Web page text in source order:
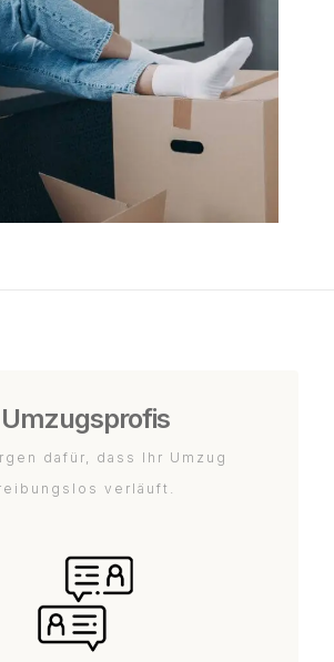
Umzugsprofis
dafür, dass Ihr Umzug
verläuft.